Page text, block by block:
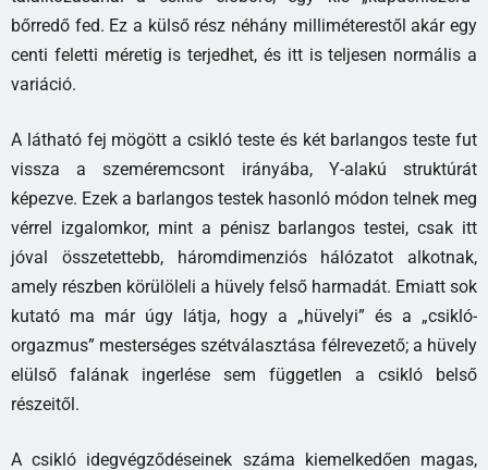
bőrredő fed. Ez a külső rész néhány milliméterestől akár egy
centi feletti méretig is terjedhet, és itt is teljesen normális a
variáció.
A látható fej mögött a csikló teste és két barlangos teste fut
vissza a szeméremcsont irányába, Y-alakú struktúrát
képezve. Ezek a barlangos testek hasonló módon telnek meg
vérrel izgalomkor, mint a pénisz barlangos testei, csak itt
jóval összetettebb, háromdimenziós hálózatot alkotnak,
amely részben körülöleli a hüvely felső harmadát. Emiatt sok
kutató ma már úgy látja, hogy a „hüvelyi” és a „csikló-
orgazmus” mesterséges szétválasztása félrevezető; a hüvely
elülső falának ingerlése sem független a csikló belső
részeitől.
A csikló idegvégződéseinek száma kiemelkedően magas,